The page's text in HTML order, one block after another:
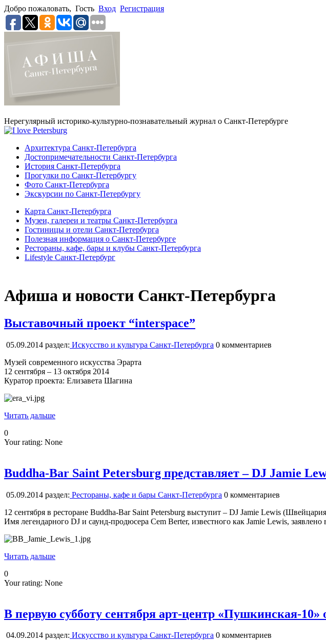
Добро пожаловать, Гость Вход Регистрация
Нерегулярный историко-культурно-познавательный журнал о Санкт-Петербурге
Архитектура Санкт-Петербурга
Достопримечательности Санкт-Петербурга
История Санкт-Петербурга
Прогулки по Санкт-Петербургу
Фото Санкт-Петербурга
Экскурсии по Санкт-Петербургу
Карта Санкт-Петербурга
Музеи, галереи и театры Санкт-Петербурга
Гостиницы и отели Санкт-Петербурга
Полезная информация о Санкт-Петербурге
Рестораны, кафе, бары и клубы Санкт-Петербурга
Lifestyle Санкт-Петербург
Афиша и новости Санкт-Петербурга
Выставочный проект “interspace”
05.09.2014 раздел: Искусство и культура Санкт-Петербурга 0 комментариев
Музей современного искусства Эрарта
12 сентября – 13 октября 2014
Куратор проекта: Елизавета Шагина
Читать дальше
0
Your rating: None
Buddha-Bar Saint Petersburg представляет – DJ Jamie
05.09.2014 раздел: Рестораны, кафе и бары Санкт-Петербурга 0 комментариев
12 сентября в ресторане Buddha-Bar Saint Petersburg выступит – DJ Jamie Lewis
Имя легендарного DJ и саунд-продюсера Cem Berter, известного как Jamie Lewis,
Читать дальше
0
Your rating: None
В первую субботу сентября арт-центр «Пушкинская-
04.09.2014 раздел: Искусство и культура Санкт-Петербурга 0 комментариев